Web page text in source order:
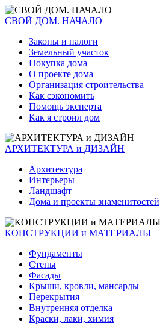
СВОЙ ДОМ. НАЧАЛО
Законы и налоги
Земельный участок
Покупка дома
О проекте дома
Организация строительства
Как сэкономить
Помощь эксперта
Как я строил дом
АРХИТЕКТУРА и ДИЗАЙН
Архитектура
Интерьеры
Ландшафт
Дома и проекты знаменитостей
КОНСТРУКЦИИ и МАТЕРИАЛЫ
Фундаменты
Стены
Фасады
Крыши, кровли, мансарды
Перекрытия
Внутренняя отделка
Краски, лаки, химия